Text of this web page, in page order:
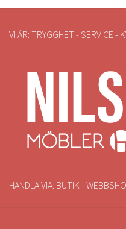
VI ÄR: TRYGGHET - SERVICE -
HANDLA VIA: BUTIK -